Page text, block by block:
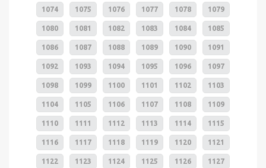
1074 1075 1076 1077 1078 1079
1080 1081 1082 1083 1084 1085
1086 1087 1088 1089 1090 1091
1092 1093 1094 1095 1096 1097
1098 1099 1100 1101 1102 1103
1104 1105 1106 1107 1108 1109
1110 1111 1112 1113 1114 1115
1116 1117 1118 1119 1120 1121
1122 1123 1124 1125 1126 1127